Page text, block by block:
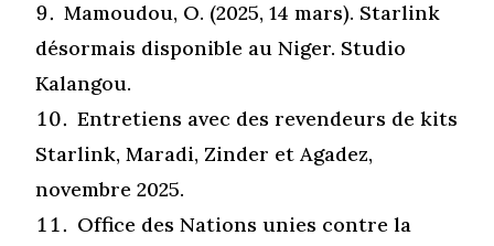
Mamoudou, O. (2025, 14 mars). Starlink
désormais disponible au Niger. Studio
Kalangou.
Entretiens avec des revendeurs de kits
Starlink, Maradi, Zinder et Agadez,
novembre 2025.
Office des Nations unies contre la